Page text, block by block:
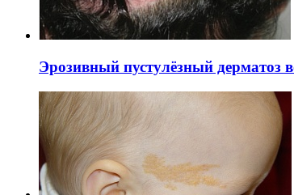
Эрозивный пустулёзный дерматоз